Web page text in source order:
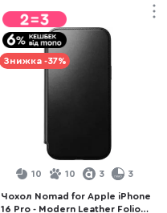
Знижка -37%
10 10 3 3
Чохол Nomad for Apple iPhone
16 Pro - Modern Leather Folio